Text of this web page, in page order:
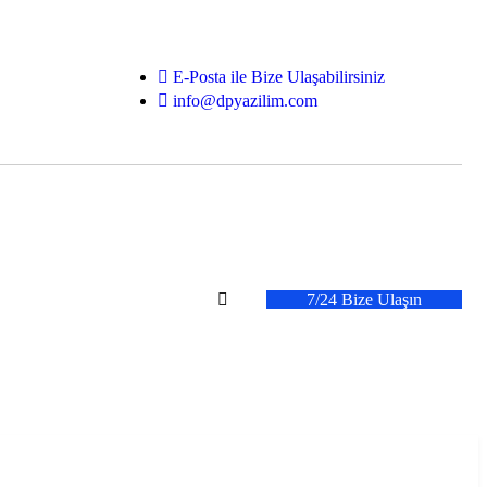
E-Posta ile Bize Ulaşabilirsiniz
info@dpyazilim.com
7/24 Bize Ulaşın